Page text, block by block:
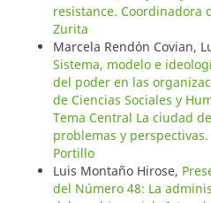
resistance. Coordinadora
Zurita
Marcela Rendón Covian,
Sistema, modelo e
del poder en las
de Ciencias Sociales y
Tema Central La ciudad
problemas y
Portillo
Luis Montaño Hirose,
del Número 48: La